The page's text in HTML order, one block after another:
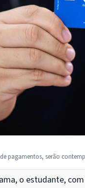
pagamentos, serão
o estudante,